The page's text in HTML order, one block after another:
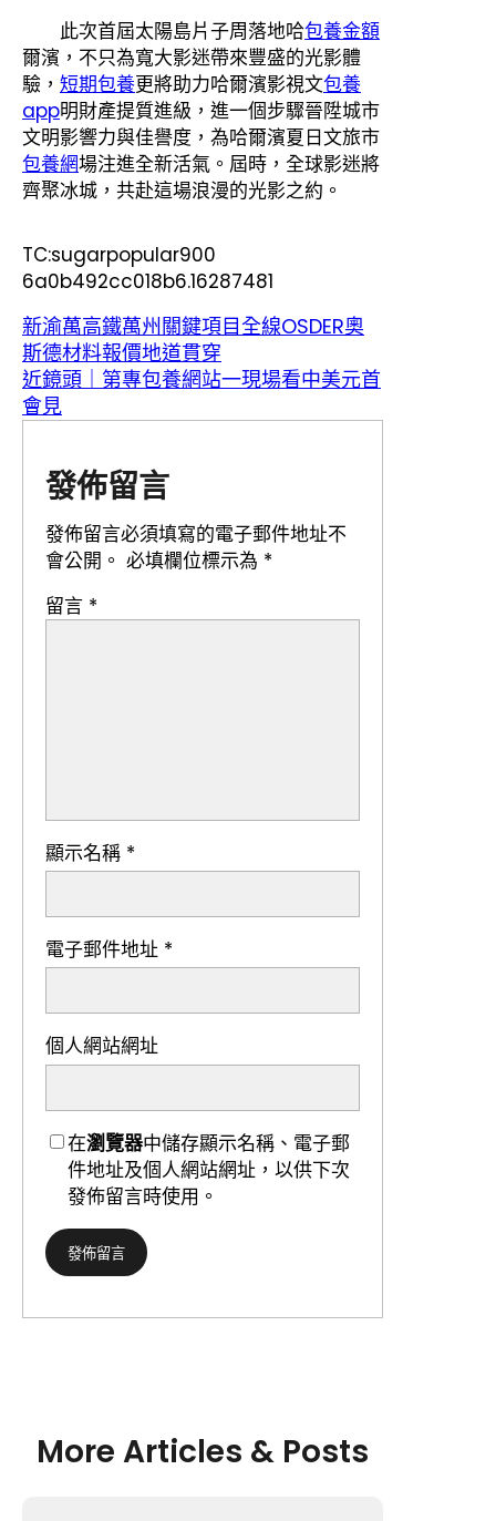
此次首屆太陽島片子周落地哈包養金額
爾濱，不只為寬大影迷帶來豐盛的光影體
驗， 短期包養更將助力哈爾濱影視文包養
app明財產提質進級，進一個步驟晉陞城市
文明影響力與佳譽度，為哈爾濱夏日文旅市
包養網場注進全新活氣。屆時，全球影迷將
齊聚冰城，共赴這場浪漫的光影之約。
TC:sugarpopular900
6a0b492cc018b6.16287481
新渝萬高鐵萬州關鍵項目全線OSDER奧
斯德材料報價地道貫穿
近鏡頭｜第專包養網站一現場看中美元首
會見
發佈留言
發佈留言必須填寫的電子郵件地址不
會公開。 必填欄位標示為 *
留言 *
顯示名稱 *
電子郵件地址 *
個人網站網址
在瀏覽器中儲存顯示名稱、電子郵
件地址及個人網站網址，以供下次
發佈留言時使用。
More Articles & Posts